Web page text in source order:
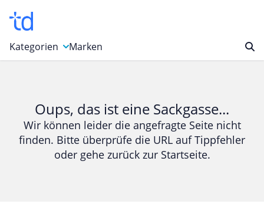
Kategorien
Bücher & Magazine
Computer & Elektronik
Entertainment & Media
Marken
Oups, das ist eine Sackgasse...
Wir können leider die angefragte Seite nicht
finden. Bitte überprüfe die URL auf Tippfehler
oder gehe zurück zur Startseite.